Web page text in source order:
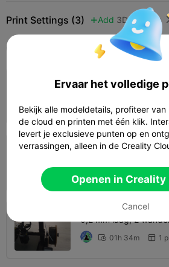
Print Settings (3)  Add 3D-printers
K2 Plus K2 Pro
0,2 mm laag, 4
 01h 59m
0,2 mm laag, 4
0,2 mm laag, 2
 01h 34m  1
Ervaar het volledige
Bekijk alle modeldetails, profiteer van
de cloud en printen met één klik.
levert je exclusieve punten op en
verrassingen, alleen in de Creality
Openen in Creality
Cancel